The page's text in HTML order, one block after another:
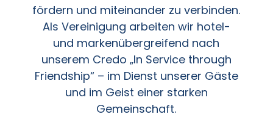
fördern und miteinander zu verbinden.
Als Vereinigung arbeiten wir hotel-
und markenübergreifend nach
unserem Credo „In Service through
Friendship“ – im Dienst unserer Gäste
und im Geist einer starken
Gemeinschaft.